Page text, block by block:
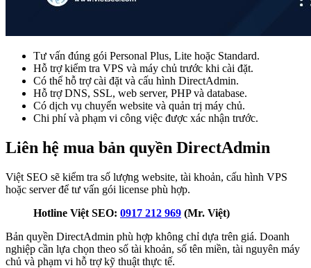
Tư vấn đúng gói Personal Plus, Lite hoặc Standard.
Hỗ trợ kiểm tra VPS và máy chủ trước khi cài đặt.
Có thể hỗ trợ cài đặt và cấu hình DirectAdmin.
Hỗ trợ DNS, SSL, web server, PHP và database.
Có dịch vụ chuyển website và quản trị máy chủ.
Chi phí và phạm vi công việc được xác nhận trước.
Liên hệ mua bản quyền DirectAdmin
Việt SEO sẽ kiểm tra số lượng website, tài khoản, cấu hình VPS
hoặc server để tư vấn gói license phù hợp.
Hotline Việt SEO: 0917 212 969 (Mr. Việt)
Bản quyền DirectAdmin phù hợp không chỉ dựa trên giá. Doanh
nghiệp cần lựa chọn theo số tài khoản, số tên miền, tài nguyên máy
chủ và phạm vi hỗ trợ kỹ thuật thực tế.